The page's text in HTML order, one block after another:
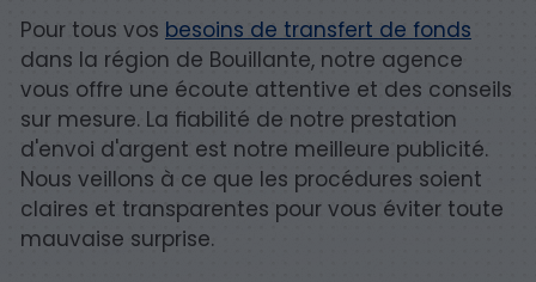
Pour tous vos besoins de transfert de fonds
dans la région de Bouillante, notre agence
vous offre une écoute attentive et des conseils
sur mesure. La fiabilité de notre prestation
d'envoi d'argent est notre meilleure publicité.
Nous veillons à ce que les procédures soient
claires et transparentes pour vous éviter toute
mauvaise surprise.